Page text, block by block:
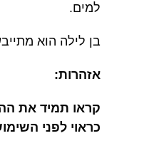
למים.
בן לילה הוא
אזהרות:
קראו תמיד את
כראוי לפני